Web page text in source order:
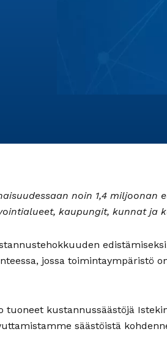
noin 1,4 miljoonan
kaupungit, kunnat ja
jossa toimintaympäristö
kustannussäästöjä
säästöistä